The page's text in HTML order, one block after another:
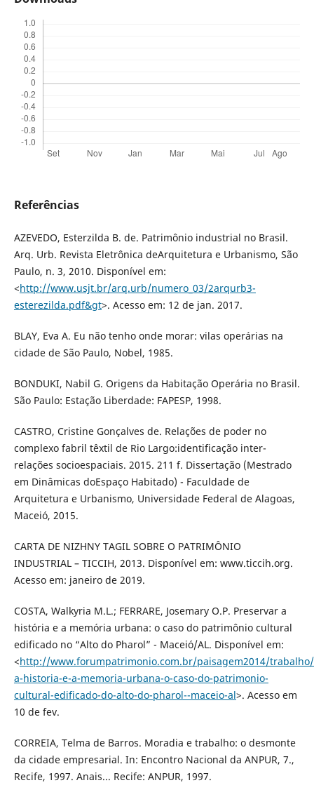
Referências
AZEVEDO, Esterzilda B. de. Patrimônio industrial no Brasil.
Arq. Urb. Revista Eletrônica deArquitetura e Urbanismo, São
Paulo, n. 3, 2010. Disponível em:
<http://www.usjt.br/arq.urb/numero_03/2arqurb3-
esterezilda.pdf&gt>. Acesso em: 12 de jan. 2017.
BLAY, Eva A. Eu não tenho onde morar: vilas operárias na
cidade de São Paulo, Nobel, 1985.
BONDUKI, Nabil G. Origens da Habitação Operária no Brasil.
São Paulo: Estação Liberdade: FAPESP, 1998.
CASTRO, Cristine Gonçalves de. Relações de poder no
complexo fabril têxtil de Rio Largo:identificação inter-
relações socioespaciais. 2015. 211 f. Dissertação (Mestrado
em Dinâmicas doEspaço Habitado) - Faculdade de
Arquitetura e Urbanismo, Universidade Federal de Alagoas,
Maceió, 2015.
CARTA DE NIZHNY TAGIL SOBRE O PATRIMÔNIO
INDUSTRIAL – TICCIH, 2013. Disponível em: www.ticcih.org.
Acesso em: janeiro de 2019.
COSTA, Walkyria M.L.; FERRARE, Josemary O.P. Preservar a
história e a memória urbana: o caso do patrimônio cultural
edificado no “Alto do Pharol” - Maceió/AL. Disponível em:
<http://www.forumpatrimonio.com.br/paisagem2014/
a-historia-e-a-memoria-urbana-o-caso-do-patrimonio-
cultural-edificado-do-alto-do-pharol--maceio-al>. Acesso em
10 de fev.
CORREIA, Telma de Barros. Moradia e trabalho: o desmonte
da cidade empresarial. In: Encontro Nacional da ANPUR, 7.,
Recife, 1997. Anais... Recife: ANPUR, 1997.